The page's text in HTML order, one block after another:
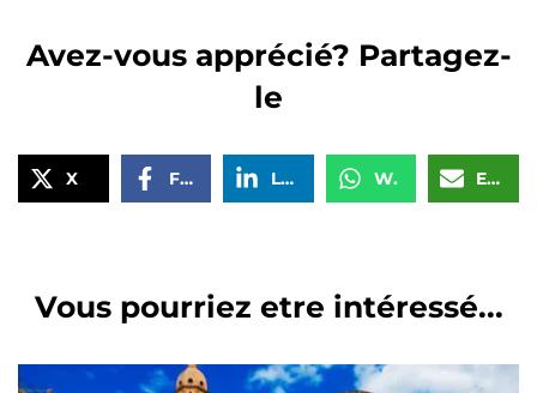
Avez-vous apprécié? Partagez-
le
X Facebook LinkedIn WhatsApp Email
Vous pourriez etre intéressé...